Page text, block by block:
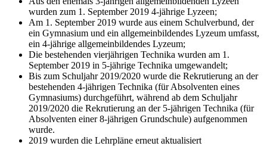
wurden zum 1. September 2019 4-jährige Lyzeen;
Am 1. September 2019 wurde aus einem Schulverbund, der
ein Gymnasium und ein allgemeinbildendes Lyzeum umfasst,
ein 4-jährige allgemeinbildendes Lyzeum;
Die bestehenden vierjährigen Technika wurden am 1.
September 2019 in 5-jährige Technika umgewandelt;
Bis zum Schuljahr 2019/2020 wurde die Rekrutierung an der
bestehenden 4-jährigen Technika (für Absolventen eines
Gymnasiums) durchgeführt, während ab dem Schuljahr
2019/2020 die Rekrutierung an der 5-jährigen Technika (für
Absolventen einer 8-jährigen Grundschule) aufgenommen
wurde.
2019 wurden die Lehrpläne erneut aktualisiert